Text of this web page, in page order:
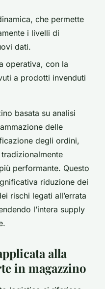
che permette
i livelli di
dati.
operativa, con la
a prodotti invenduti
basata su analisi
delle
degli ordini,
performante. Questo
riduzione dei
rischi legati all’errata
l’intera supply
alla
in magazzino